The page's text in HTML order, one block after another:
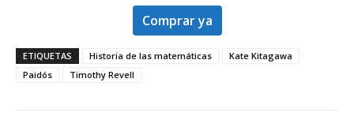
Comprar ya
ETIQUETAS Historia de las matemáticas
Kate Kitagawa
Paidós
Timothy Revell